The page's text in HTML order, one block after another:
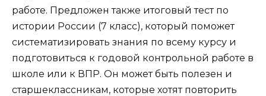
работе. Предложен также итоговый тест по
истории России (7 класс), который поможет
систематизировать знания по всему курсу и
подготовиться к годовой контрольной работе в
школе или к ВПР. Он может быть полезен и
старшеклассникам, которые хотят повторить